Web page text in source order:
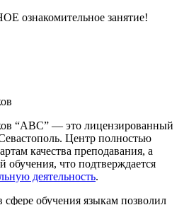
ознакомительное занятие!
“АВС” — это лицензированный
Центр полностью
качества преподавания, а
обучения, что подтверждается
деятельность.
обучения языкам позволил